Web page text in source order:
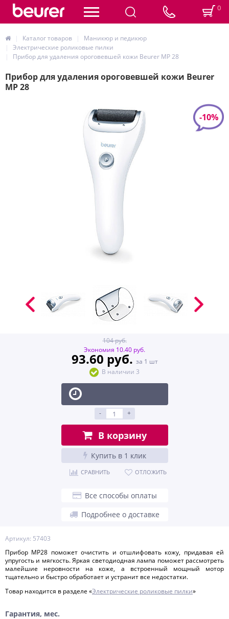
0
Каталог товаров
Маникюр и педикюр
Электрические роликовые пилки
Прибор для удаления ороговевшей кожи Beurer MP 28
Прибор для удаления ороговевшей кожи Beurer
MP 28
-10%
Артикул: 57403
Прибор MP28 поможет очистить и отшлифовать кожу, придавая ей
упругость и мягкость. Яркая светодиодная лампа поможет рассмотреть
малейшие неровности на коже, а встроенный мощный мотор
тщательно и быстро обработает и устранит все недостатки.
Товар находится в разделе «Электрические роликовые пилки»
Гарантия, мес.
104 руб.
Экономия 10.40 руб.
93.60 руб. за 1 шт
В наличии 3
- +
В корзину
Купить в 1 клик
СРАВНИТЬ ОТЛОЖИТЬ
Все способы оплаты
Подробнее о доставке